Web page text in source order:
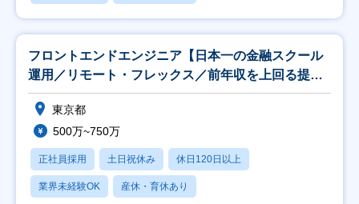
フロントエンドエンジニア【日本一の金融スクール
運用／リモート・フレックス／前年収を上回る提
示】
東京都
500万~750万
正社員採用 土日祝休み 休日120日以上
業界未経験OK 産休・育休あり